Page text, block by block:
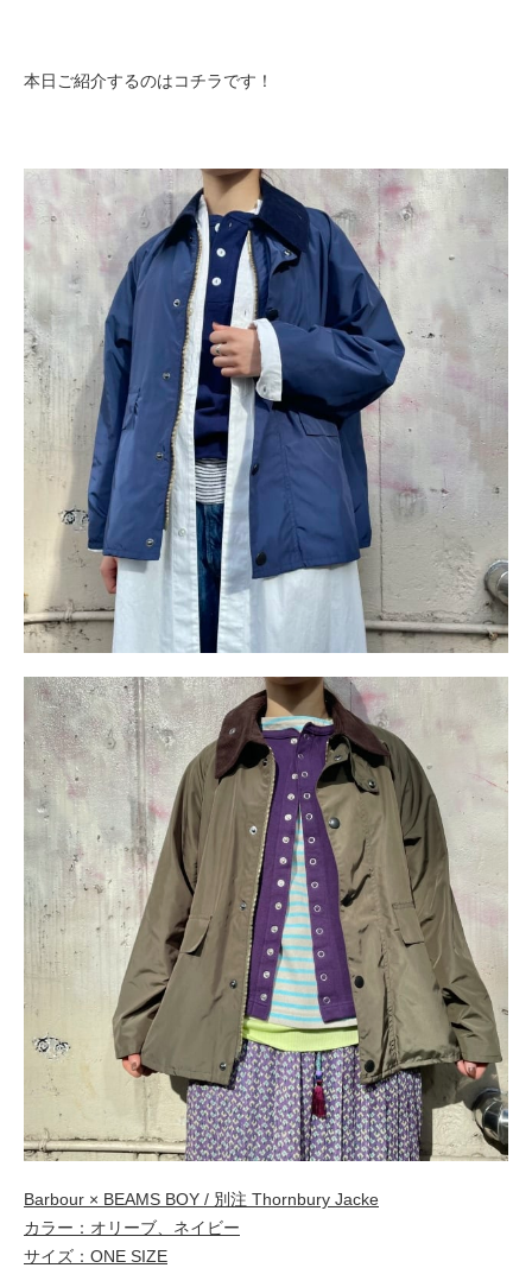
本日ご紹介するのはコチラです！
Barbour × BEAMS BOY / 別注 Thornbury Jacke
カラー：オリーブ、ネイビー
サイズ：ONE SIZE